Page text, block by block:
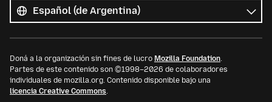
idiomas
Idioma
Doná a la organización sin fines de lucro Mozilla Foundation.
Partes de este contenido son ©1998–2026 de colaboradores
individuales de mozilla.org. Contenido disponible bajo una
licencia Creative Commons.